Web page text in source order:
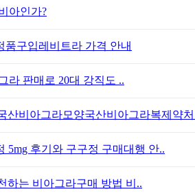
아인가?
품구입레비트라 가격 안내
라 판매로 20대 강직도 ..
산비아그라모양국산비아그라복제약
5mg 후기와 구구정 구매대행 안..
하는 비아그라구매 방법 비..